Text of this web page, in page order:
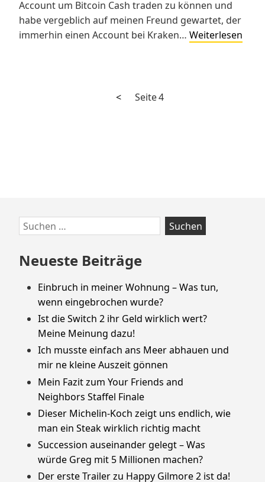
Account um Bitcoin Cash traden zu können und
habe vergeblich auf meinen Freund gewartet, der
immerhin einen Account bei Kraken… Weiterlesen
Seitennummerierung
Vorherige
< Seite4
Zum
Footer
springen
Suchen
nach:
Neueste Beiträge
Einbruch in meiner Wohnung – Was tun,
wenn eingebrochen wurde?
Ist die Switch 2 ihr Geld wirklich wert?
Meine Meinung dazu!
Ich musste einfach ans Meer abhauen und
mir ne kleine Auszeit gönnen
Mein Fazit zum Your Friends and
Neighbors Staffel Finale
Dieser Michelin-Koch zeigt uns endlich, wie
man ein Steak wirklich richtig macht
Succession auseinander gelegt – Was
würde Greg mit 5 Millionen machen?
Der erste Trailer zu Happy Gilmore 2 ist da!